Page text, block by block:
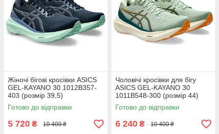
Жіночі бігові кросівки ASICS
GEL-KAYANO 30 1012B357-
403 (розмір 39,5)
Готово до відправки
5 720 ₴ 10 400 ₴
Чоловічі кросівки для бігу
ASICS GEL-KAYANO 30
1011B548-300 (розмір 44)
Готово до відправки
6 240 ₴ 10 400 ₴